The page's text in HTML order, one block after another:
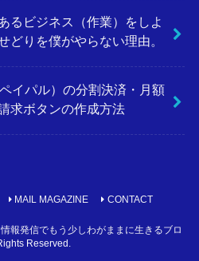
るビジネス（作業）をしよ
どりを僕がやらない理由。
イパル）の分割決済・月額
求ボタンの作成方法
MAIL MAGAZINE CONTACT
報発信でもう少しわがままに生きるブロ
Reserved.